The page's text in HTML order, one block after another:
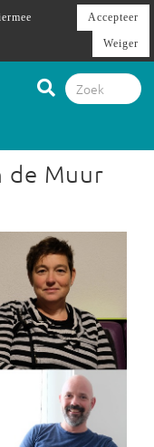
de Muur
Accepteer
Weiger